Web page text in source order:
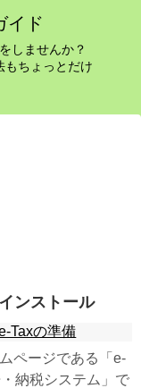
イド
しませんか？
もちょっとだけ
ンストール
Taxの準備
ページである「e-
納税システム」で